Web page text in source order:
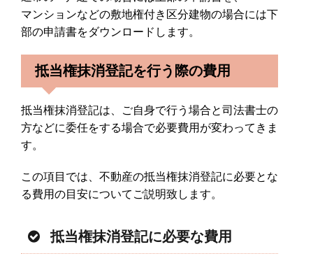
マンションなどの敷地権付き区分建物の場合には下
部の申請書をダウンロードします。
抵当権抹消登記を行う際の費用
抵当権抹消登記は、ご自身で行う場合と司法書士の
方などに委任をする場合で必要費用が変わってきま
す。
この項目では、不動産の抵当権抹消登記に必要とな
る費用の目安についてご説明致します。
抵当権抹消登記に必要な費用